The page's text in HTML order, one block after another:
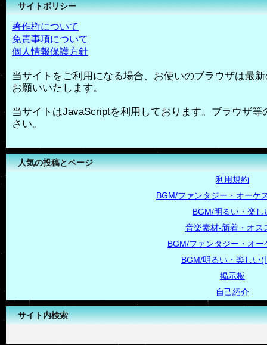
サイトポリシー
著作権について
免責事項について
個人情報保護方針
当サイトをご利用になる場合、お使いのブラウザは最
お願いいたします。
当サイトはJavaScriptを利用しております。ブラウザ
さい。
人気の投稿とページ
利用規約
BGM/ファンタジー・オーケ
BGM/明るい・楽し
音楽素材-新着・オス
BGM/ファンタジー・オー
BGM/明るい・楽しい(
掲示板
自己紹介
サイト内検索